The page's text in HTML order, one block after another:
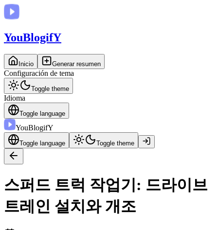
YouBlogifY
Inicio Generar resumen
Configuración de tema
Toggle theme
Idioma
Toggle language
YouBlogifY
Toggle language Toggle theme
스퍼드 트럭 작업기: 드라이브
트레인 설치와 개조